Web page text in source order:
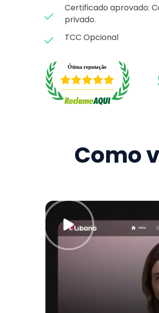
Certificado aprovado: C
privado.
TCC Opcional
Como